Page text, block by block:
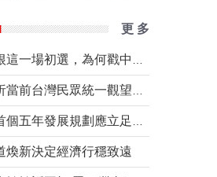
更 多
煥新決定經濟行穩致遠